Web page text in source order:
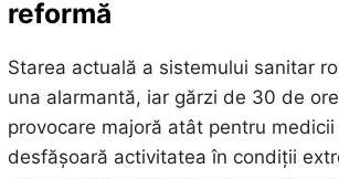
reformă
Starea actuală a sistemului sanitar
una alarmantă, iar gărzi de 30 de
provocare majoră atât pentru medicii
desfășoară activitatea în condiții